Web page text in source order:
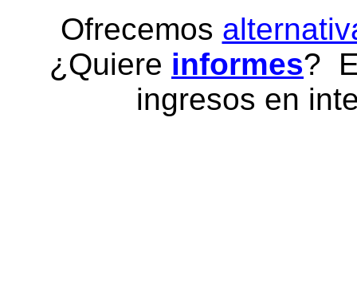
Ofrecemos
¿Quiere informes?
ingresos en